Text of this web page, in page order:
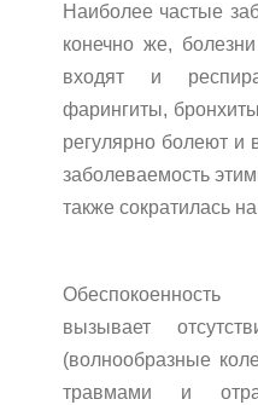
Наиболее частые
конечно же,
входят и
фарингиты,
регулярно болеют и
заболеваемость
также сократилась
вызывает
(волнообразные
травмами и